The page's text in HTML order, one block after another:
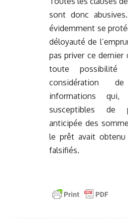
sont donc
évidemment se
déloyauté de
pas priver ce
toute
considération
informations
susceptibles de
anticipée des
le prêt avait obtenu
falsifiés.